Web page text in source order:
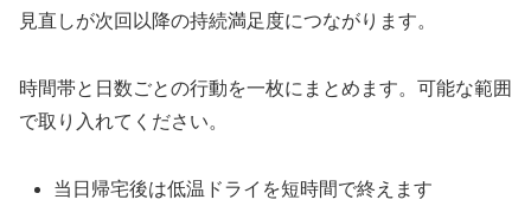
見直しが次回以降の持続満足度につながります。
時間帯と日数ごとの行動を一枚にまとめます。可能な範囲
で取り入れてください。
当日帰宅後は低温ドライを短時間で終えます